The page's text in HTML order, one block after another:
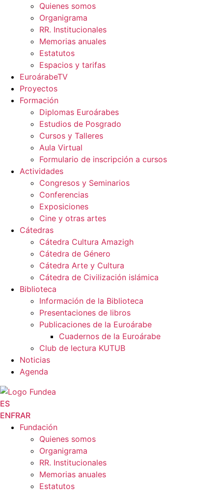
Quienes somos
Organigrama
RR. Institucionales
Memorias anuales
Estatutos
Espacios y tarifas
EuroárabeTV
Proyectos
Formación
Diplomas Euroárabes
Estudios de Posgrado
Cursos y Talleres
Aula Virtual
Formulario de inscripción a cursos
Actividades
Congresos y Seminarios
Conferencias
Exposiciones
Cine y otras artes
Cátedras
Cátedra Cultura Amazigh
Cátedra de Género
Cátedra Arte y Cultura
Cátedra de Civilización islámica
Biblioteca
Información de la Biblioteca
Presentaciones de libros
Publicaciones de la Euroárabe
Cuadernos de la Euroárabe
Club de lectura KUTUB
Noticias
Agenda
ES
ENFRAR
Fundación
Quienes somos
Organigrama
RR. Institucionales
Memorias anuales
Estatutos